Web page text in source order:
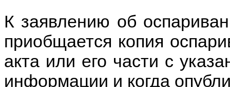
К заявлению об
приобщается копия
акта или его части с
информации и когда